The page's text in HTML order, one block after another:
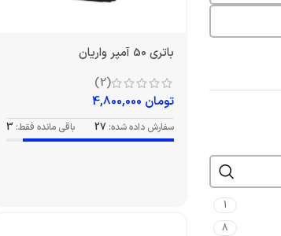
1
8
باتری 50 آمپر واریان
(2)
تومان
سفارش داده شده: 27 باقی مانده فقط: 3